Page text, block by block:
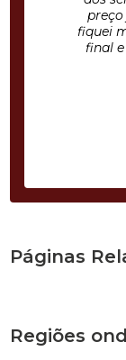
preço
fiquei
final
Páginas
Regiões